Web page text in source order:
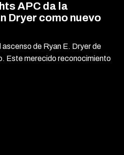
APC da la
Dryer como nuevo
de Ryan E. Dryer de
Este merecido reconocimiento